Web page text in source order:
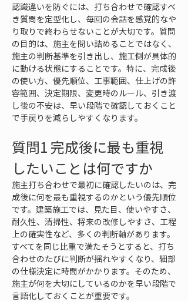
認識違いを防ぐには、打ち合わせで確認すべ
き質問を定型化し、毎回の会話を感覚的なや
り取りで終わらせないことが大切です。質問
の目的は、施主を問い詰めることではなく、
施主の判断基準を引き出し、施工側が具体的
に動ける状態にすることです。特に、完成後
の使い方、優先順位、工事範囲、仕上げの許
容範囲、決定期限、変更時のルール、引き渡
し後の不安は、早い段階で確認しておくこと
で手戻りを減らしやすくなります。
質問1 完成後に最も重視
したいことは何ですか
施主打ち合わせで最初に確認したいのは、完
成後に何を最も重視するのかという優先順位
です。建築施工では、見た目、使いやすさ、
耐久性、清掃性、将来の改修しやすさ、工程
上の確実性など、多くの判断軸があります。
すべてを同じ比重で満たそうとすると、打ち
合わせのたびに判断が揺れやすくなり、細部
の仕様決定に時間がかかります。そのため、
施主が何を大切にしているのかを早い段階で
言語化しておくことが重要です。